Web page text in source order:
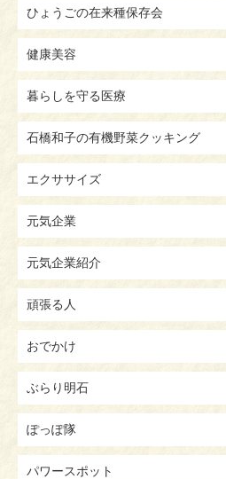
ひょうごの在来種保存会
健康美容
暮らしを守る医療
石橋和子の有機野菜クッキング
エクササイズ
元気企業
元気企業紹介
頑張る人
おでかけ
ぶらり明石
ぽっぽ隊
パワースポット